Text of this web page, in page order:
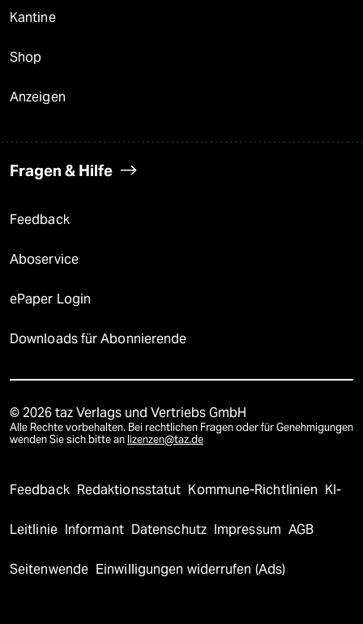
Kantine
Shop
Anzeigen
Fragen & Hilfe
Feedback
Aboservice
ePaper Login
Downloads für Abonnierende
© 2026 taz Verlags und Vertriebs GmbH
Alle Rechte vorbehalten. Bei rechtlichen Fragen oder für Genehmigungen
wenden Sie sich bitte an lizenzen@taz.de
Feedback Redaktionsstatut Kommune-Richtlinien KI-
Leitlinie Informant Datenschutz Impressum AGB
Seitenwende Einwilligungen widerrufen (Ads)